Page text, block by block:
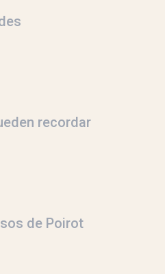
recordar
de Poirot